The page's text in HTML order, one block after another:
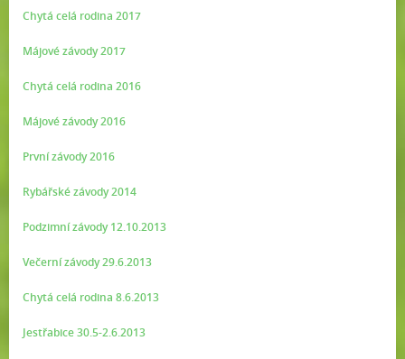
Chytá celá rodina 2017
Májové závody 2017
Chytá celá rodina 2016
Májové závody 2016
První závody 2016
Rybářské závody 2014
Podzimní závody 12.10.2013
Večerní závody 29.6.2013
Chytá celá rodina 8.6.2013
Jestřabice 30.5-2.6.2013